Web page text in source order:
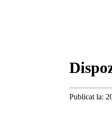
Publicat la: